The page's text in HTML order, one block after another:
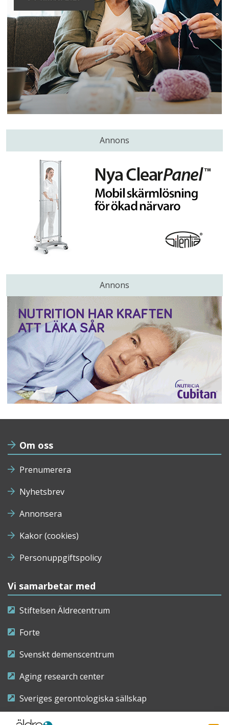
Annons
Annons
Om oss
Prenumerera
Nyhetsbrev
Annonsera
Kakor (cookies)
Personuppgiftspolicy
Vi samarbetar med
Stiftelsen Äldrecentrum
Forte
Svenskt demenscentrum
Aging research center
Sveriges gerontologiska sällskap
Riksföreningen för sjuksköterskor inom äldre- och